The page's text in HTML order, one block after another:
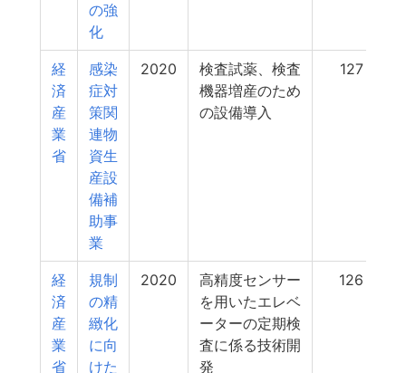
の強
化
経
済
産
業
省
感染
症対
策関
連物
資生
産設
備補
助事
業
2020
検査試薬、検査
機器増産のため
の設備導入
127
経
済
産
業
省
規制
の精
緻化
に向
けた
2020
高精度センサー
を用いたエレベ
ーターの定期検
査に係る技術開
発
126